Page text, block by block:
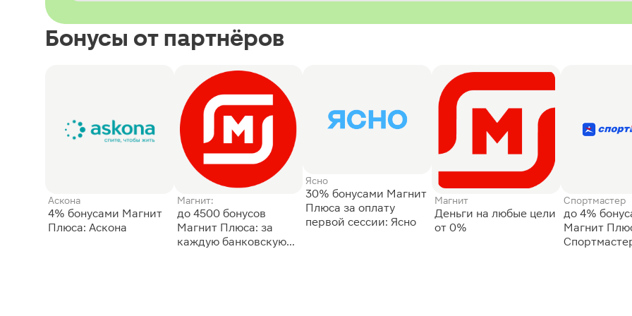
Бонусы от партнёров
Аскона
4% бонусами Магнит
Плюса: Аскона
Магнит:
до 4500 бонусов
Магнит Плюса: за
каждую банковскую
Ясно
30% бонусами Магнит
Плюса за оплату
первой сессии: Ясно
Магнит
Деньги на любые цели
от 0%
Спортмастер
до 4%
Магнит